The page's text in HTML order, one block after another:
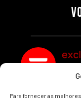
Para fornecer as
UMA
E CARREIRAS
Por